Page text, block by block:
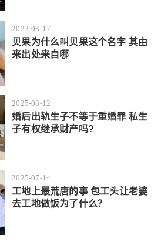
2023-03-17
贝果为什么叫贝果这个名字 其由
来出处来自哪
2025-08-12
婚后出轨生子不等于重婚罪 私生
子有权继承财产吗?
2025-07-14
工地上最荒唐的事 包工头让老婆
去工地做饭为了什么？